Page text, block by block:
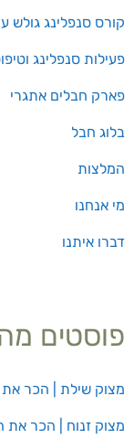
קורס סנפלינג גולש
פעילות סנפלינג
פארק חבלים אתגרי
בלוג חבל
המלצות
מי אנחנו
דברו איתנו
פוסטים
מצוק שילת | הכר
מצוק זנוח | הכר את